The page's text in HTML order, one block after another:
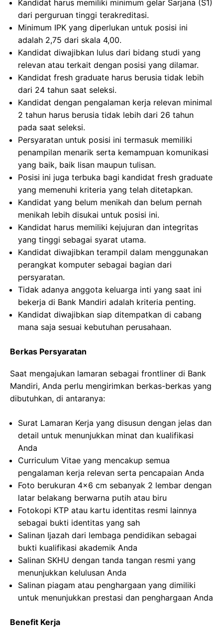
Kandidat harus memiliki minimum gelar Sarjana (S1)
dari perguruan tinggi terakreditasi.
Minimum IPK yang diperlukan untuk posisi ini
adalah 2,75 dari skala 4,00.
Kandidat diwajibkan lulus dari bidang studi yang
relevan atau terkait dengan posisi yang dilamar.
Kandidat fresh graduate harus berusia tidak lebih
dari 24 tahun saat seleksi.
Kandidat dengan pengalaman kerja relevan minimal
2 tahun harus berusia tidak lebih dari 26 tahun
pada saat seleksi.
Persyaratan untuk posisi ini termasuk memiliki
penampilan menarik serta kemampuan komunikasi
yang baik, baik lisan maupun tulisan.
Posisi ini juga terbuka bagi kandidat fresh graduate
yang memenuhi kriteria yang telah ditetapkan.
Kandidat yang belum menikah dan belum pernah
menikah lebih disukai untuk posisi ini.
Kandidat harus memiliki kejujuran dan integritas
yang tinggi sebagai syarat utama.
Kandidat diwajibkan terampil dalam menggunakan
perangkat komputer sebagai bagian dari
persyaratan.
Tidak adanya anggota keluarga inti yang saat ini
bekerja di Bank Mandiri adalah kriteria penting.
Kandidat diwajibkan siap ditempatkan di cabang
mana saja sesuai kebutuhan perusahaan.
Berkas Persyaratan
Saat mengajukan lamaran sebagai frontliner di Bank
Mandiri, Anda perlu mengirimkan berkas-berkas yang
dibutuhkan, di antaranya:
Surat Lamaran Kerja yang disusun dengan jelas dan
detail untuk menunjukkan minat dan kualifikasi
Anda
Curriculum Vitae yang mencakup semua
pengalaman kerja relevan serta pencapaian Anda
Foto berukuran 4×6 cm sebanyak 2 lembar dengan
latar belakang berwarna putih atau biru
Fotokopi KTP atau kartu identitas resmi lainnya
sebagai bukti identitas yang sah
Salinan Ijazah dari lembaga pendidikan sebagai
bukti kualifikasi akademik Anda
Salinan SKHU dengan tanda tangan resmi yang
menunjukkan kelulusan Anda
Salinan piagam atau penghargaan yang dimiliki
untuk menunjukkan prestasi dan penghargaan Anda
Benefit Kerja